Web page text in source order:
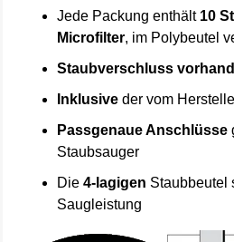
Jede Packung enthält 10
Microfilter, im Polybeutel
Staubverschluss
Inklusive der vom
Passgenaue Anschlüsse
Staubsauger
Die4-lagigen Staubbeutel
Saugleistung